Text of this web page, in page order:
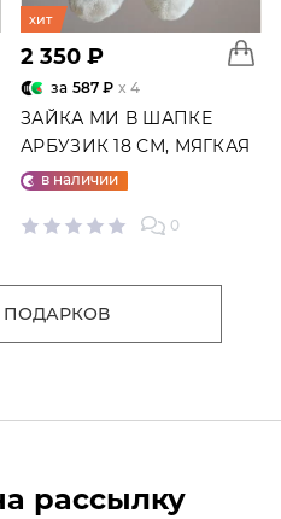
хит
2 350 ₽
за 587 ₽ x 4
ЗАЙКА МИ В ШАПКЕ
АРБУЗИК 18 СМ, МЯГКАЯ
ИГРУШКА
в наличии
0
ПОДАРКОВ
рассылку